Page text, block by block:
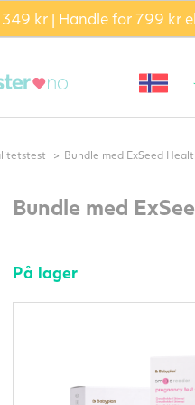
kr | Handle for 799 kr
(PdG)
Bundle med ExSeed
Bundle med
På lager